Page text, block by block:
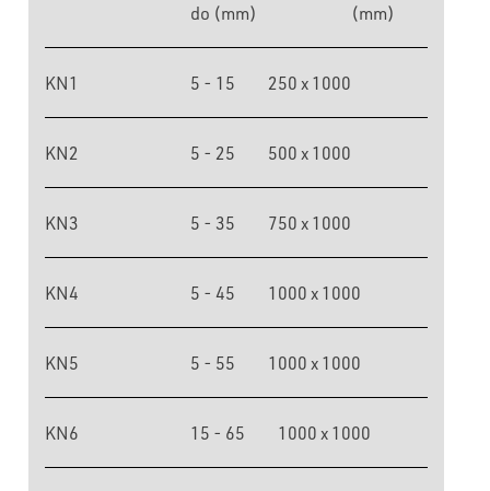
do (mm)
(mm)
KN1 5 - 15 250 x 1000
KN2 5 - 25 500 x 1000
KN3 5 - 35 750 x 1000
KN4 5 - 45 1000 x 1000
KN5 5 - 55 1000 x 1000
KN6 15 - 65 1000 x 1000